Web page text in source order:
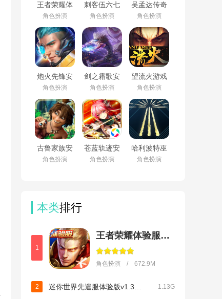
王者荣耀体
验服下载官
方正版
2026v11.31.1.17
角色扮演
刺客伍六七
手游版
角色扮演
吴孟达传奇
游戏(大哥传
奇)v1.1.6
角色扮演
炮火先锋安
卓版v1.19
角色扮演
剑之霜歌安
卓版v1.0.0
角色扮演
望流火游戏
官方版v1.0
角色扮演
古鲁家族安
卓版v1.1.12
安卓版
角色扮演
苍蓝轨迹安
卓版v1.4
角色扮演
哈利波特巫
师联盟中国
版v2.0.1
角色扮演
本类排行
1
王者荣耀体验服下载官方正版2026
角色扮演 / 672.9M
2 1.13G